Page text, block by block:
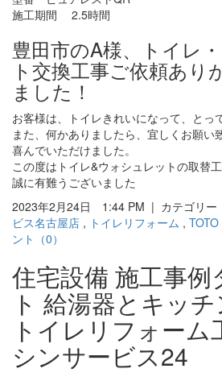
施工期間 2.5時間
豊田市のA様、トイレ
ト交換工事ご依頼あり
ました！
お客様は、トイレきれいになって、とっ
また、何かありましたら、宜しくお願い
喜んでいただけました。
この度はトイレ&ウォシュレットの取替
誠に有難うございました
2023年2月24日 1:44 PM | カテゴリー
ビス名古屋店 , トイレリフォーム , TOTO
ント（0）
住宅設備 施工事例
ト 給湯器とキッチ
トイレリフォーム
シンサービス24